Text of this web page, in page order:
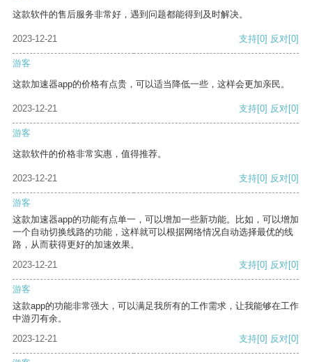
这款软件的售后服务非常好，遇到问题都能得到及时解决。
2023-12-21 支持[0] 反对[0]
游客
这款加速器app的价格有点贵，可以适当降低一些，这样会更加亲民。
2023-12-21 支持[0] 反对[0]
游客
这款软件的价格非常实惠，值得推荐。
2023-12-21 支持[0] 反对[0]
游客
这款加速器app的功能有点单一，可以增加一些新功能。比如，可以增加
一个自动切换线路的功能，这样就可以根据网络情况自动选择最优的线
路，从而获得更好的加速效果。
2023-12-21
支持[0] 反对[0]
游客
这款app的功能非常强大，可以满足我所有的工作需求，让我能够在工作
中游刃有余。
2023-12-21
支持[0] 反对[0]